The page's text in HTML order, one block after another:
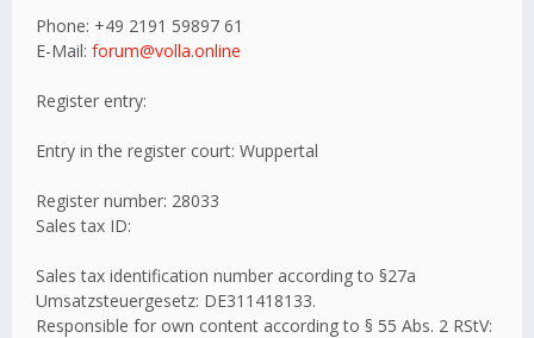
Phone: +49 2191 59897 61
E-Mail: forum@volla.online
Register entry:
Entry in the register court: Wuppertal
Register number: 28033
Sales tax ID:
Sales tax identification number according to §27a
Umsatzsteuergesetz: DE311418133.
Responsible for own content according to § 55 Abs. 2 RStV: